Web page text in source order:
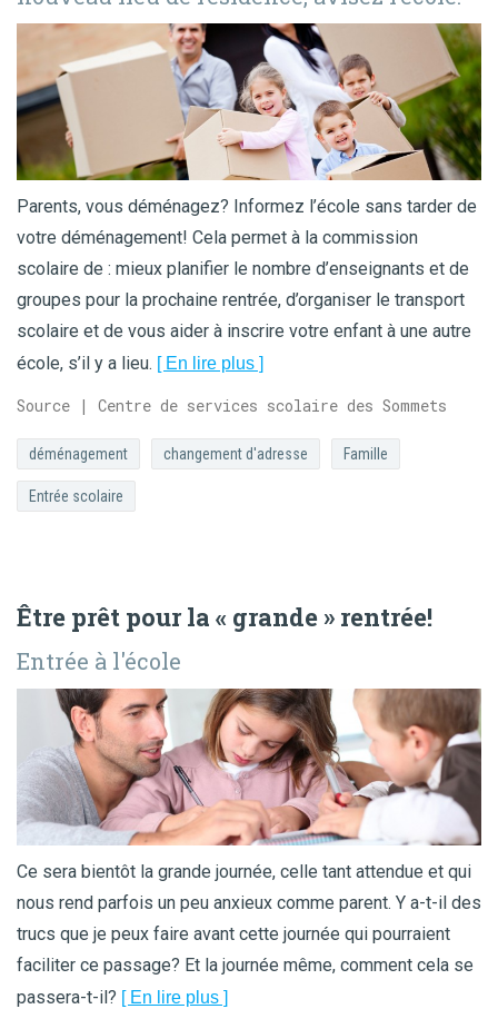
Parents, vous déménagez? Informez l’école sans tarder de
votre déménagement! Cela permet à la commission
scolaire de : mieux planifier le nombre d’enseignants et de
groupes pour la prochaine rentrée, d’organiser le transport
scolaire et de vous aider à inscrire votre enfant à une autre
école, s’il y a lieu. [ En lire plus ]
Source | Centre de services scolaire des Sommets
déménagement changement d'adresse Famille
Entrée scolaire
Être prêt pour la « grande » rentrée!
entrée à l'école
Ce sera bientôt la grande journée, celle tant attendue et qui
nous rend parfois un peu anxieux comme parent. Y a-t-il des
trucs que je peux faire avant cette journée qui pourraient
faciliter ce passage? Et la journée même, comment cela se
passera-t-il? [ En lire plus ]